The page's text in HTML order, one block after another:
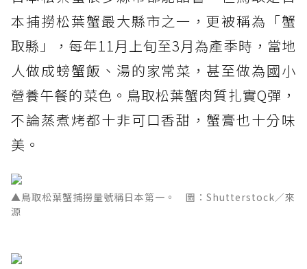
本捕撈松葉蟹最大縣市之一，更被稱為「蟹
取縣」，每年11月上旬至3月為產季時，當地
人做成螃蟹飯、湯的家常菜，甚至做為國小
營養午餐的菜色。鳥取松葉蟹肉質扎實Q彈，
不論蒸煮烤都十非可口香甜，蟹膏也十分味
美。
▲鳥取松葉蟹捕撈量號稱日本第一。 圖：Shutterstock／來
源